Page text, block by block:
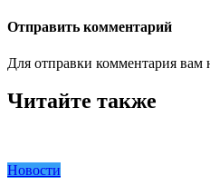
Отправить комментарий
Для отправки комментария вам
Читайте также
Новости